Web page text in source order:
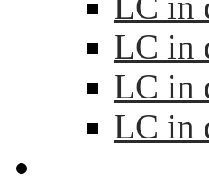
LC in
LC in
LC in